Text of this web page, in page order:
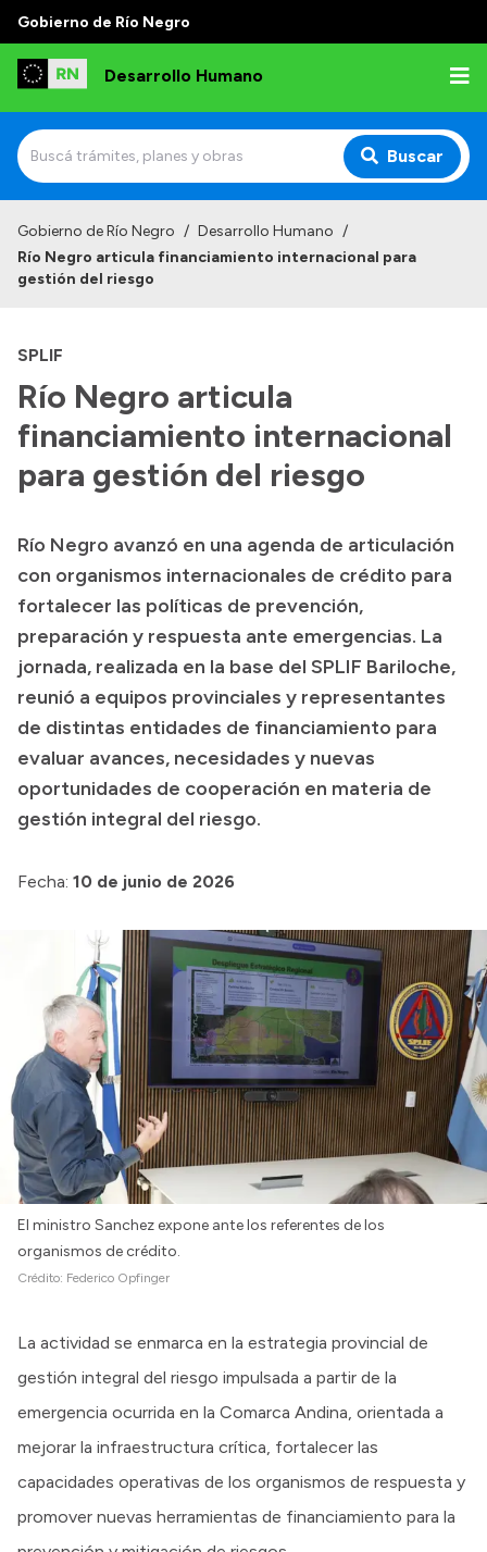
Gobierno de Río Negro
Desarrollo Humano
Buscar
Institucional
Autoridades
Delegaciones
Normativa
Presupuesto
Boletín Oficial
Compras y licitaciones
Consulta de expedientes
Consulta de pago a proveedores
Convocatorias
Login
Gobierno de Río Negro / Desarrollo Humano /
Río Negro articula financiamiento internacional para
gestión del riesgo
SPLIF
Río Negro articula
financiamiento internacional
para gestión del riesgo
Río Negro avanzó en una agenda de articulación
con organismos internacionales de crédito para
fortalecer las políticas de prevención,
preparación y respuesta ante emergencias. La
jornada, realizada en la base del SPLIF Bariloche,
reunió a equipos provinciales y representantes
de distintas entidades de financiamiento para
evaluar avances, necesidades y nuevas
oportunidades de cooperación en materia de
gestión integral del riesgo.
Fecha: 10 de junio de 2026
El ministro Sanchez expone ante los referentes de los
organismos de crédito.
Crédito: Federico Opfinger
La actividad se enmarca en la estrategia provincial de
gestión integral del riesgo impulsada a partir de la
emergencia ocurrida en la Comarca Andina, orientada a
mejorar la infraestructura crítica, fortalecer las
capacidades operativas de los organismos de respuesta y
promover nuevas herramientas de financiamiento para la